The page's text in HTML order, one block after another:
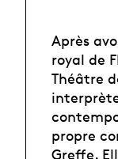
Après
royal de
Théâtre
propre
Greffe.